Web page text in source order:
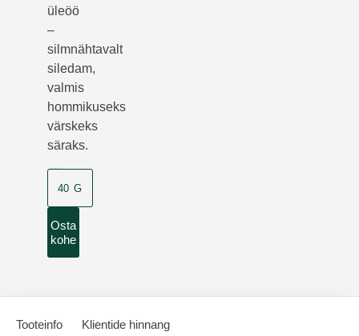
üleöö
–
silmnähtavalt
siledam,
valmis
hommikuseks
värskeks
säraks.
40 G
Osta
kohe
Tooteinfo Klientide hinnang